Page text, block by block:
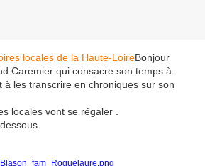
Bonjour
Caremier qui consacre son temps à
à les transcrire en chroniques sur son
locales vont se régaler .